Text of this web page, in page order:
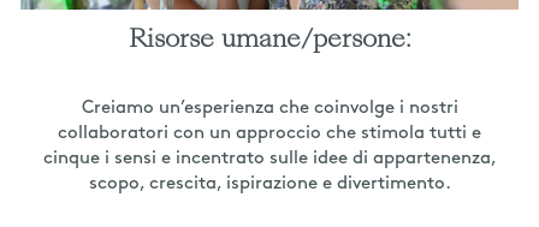
Risorse umane/persone:
Creiamo un’esperienza che coinvolge i nostri
collaboratori con un approccio che stimola tutti e
cinque i sensi e incentrato sulle idee di appartenenza,
scopo, crescita, ispirazione e divertimento.